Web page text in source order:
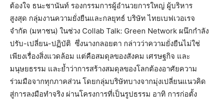
ต้องใจ ธนะชานันท์ รองกรรมการผู้อำนวยการใหญ่ ผู้บริหาร
สูงสุด กลุ่มงานความยั่งยืนและกลยุทธ์ บริษัท ไทยเบฟเวอเรจ
จำกัด (มหาชน) ในช่วง Collab Talk: Green Network ผนึกกำลัง
ปรับ-เปลี่ยน-ปฏิบัติ ซึ่งนางกลอยตา กล่าวว่าความยั่งยืนไม่ใช่
เพียงเรื่องสิ่งแวดล้อม แต่คือสมดุลของสังคม เศรษฐกิจ และ
มนุษยธรรม และย้ำว่าการสร้างสมดุลของโลกต้องอาศัยความ
ร่วมมือจากทุกภาคส่วน โดยกลุ่มบริษัทบางจากมุ่งเปลี่ยนแนวคิด
สู่การลงมือทำจริง ผ่านโครงการที่เป็นรูปธรรม อาทิ การก่อตั้ง